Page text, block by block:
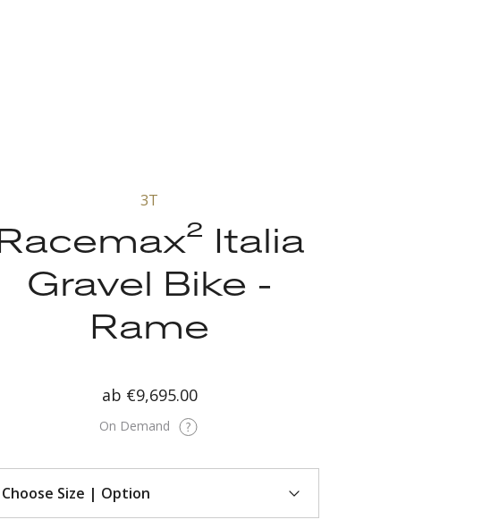
3T
Racemax² Italia
Gravel Bike -
Rame
ab €9,695.00
On Demand